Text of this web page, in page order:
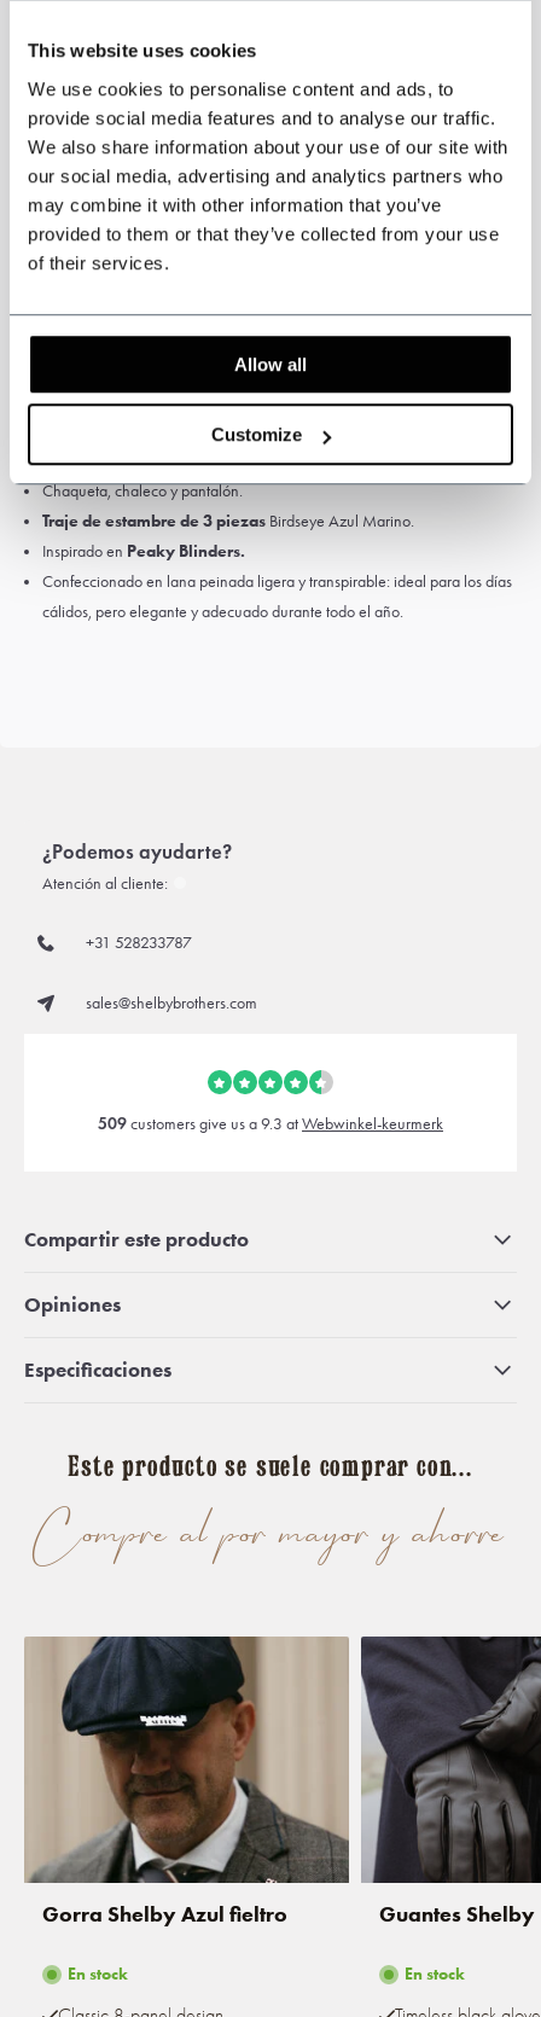
This website uses cookies
We use cookies to personalise content and ads, to
provide social media features and to analyse our traffic.
We also share information about your use of our site with
our social media, advertising and analytics partners who
may combine it with other information that you’ve
provided to them or that they’ve collected from your use
of their services.
Allow all
Customize
* Los artículos hechos a medidano se pueden cambiar ni devolver
Mida con cuidado el tamaño correcto del traje. Si no tiene seguridad de
esto, hágalo medir por un sastre o por un sastre ambulante.
Especificaciones
Color: Azul marino.
Diseño: Birdseye.
Lana peinada de alta calidad, 75% lana
Gramaje: 280 g/m²
Chaqueta, chaleco y pantalón.
Traje de estambre de 3 piezas Birdseye Azul Marino.
Inspirado en Peaky Blinders.
Confeccionado en lana peinada ligera y transpirable: ideal para los días
cálidos, pero elegante y adecuado durante todo el año.
¿Podemos ayudarte?
Atención al cliente:
+31 528233787
sales@shelbybrothers.com
509customers give us a 9.3 atWebwinkel-keurmerk
Compartir este producto
Opiniones
Especificaciones
Compre al por mayor y ahorre
Este producto se suele comprar con...
Gorra Shelby Azul fieltro
En stock
Guantes
En stock